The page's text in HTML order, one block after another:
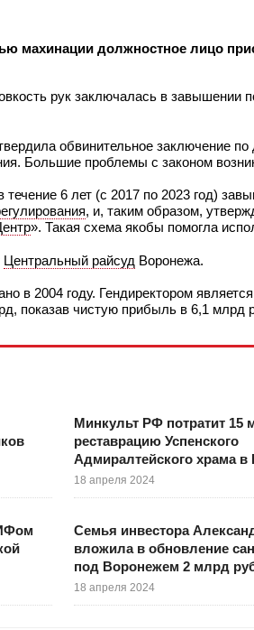
махинации должностное лицо
рук заключалась в завышении
обвинительное заключение
Большие проблемы с законом
6 лет (с 2017 по 2023 год)
, и, таким образом,
». Такая схема якобы помогла
Центральный райсуд Воронежа.
в 2004 году. Гендиректором является
показав чистую прибыль в 6,1 млрд
Минкульт РФ потратит 15
реставрацию Успенского
Адмиралтейского храма в
18 апреля 2024
Семья инвестора
вложила в обновление
под Воронежем 2 млрд
18 апреля 2024